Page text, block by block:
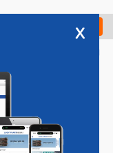
Check in
x